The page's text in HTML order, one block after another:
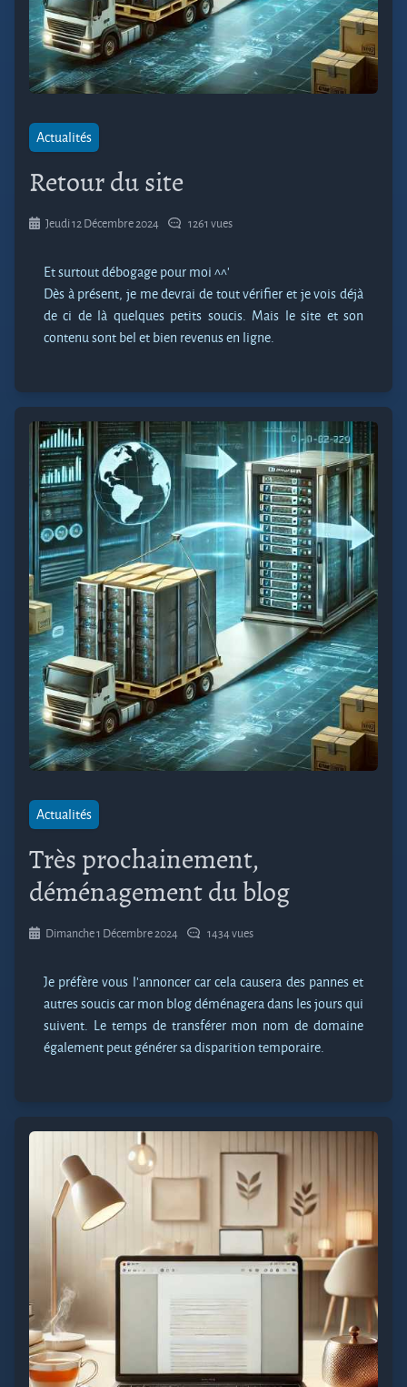
Actualités
Retour du site
Jeudi 12 Décembre 2024 1261 vues
Et surtout débogage pour moi ^^'
Dès à présent, je me devrai de tout vérifier et je vois déjà
de ci de là quelques petits soucis. Mais le site et son
contenu sont bel et bien revenus en ligne.
Actualités
Très prochainement,
déménagement du blog
Dimanche 1 Décembre 2024 1434 vues
Je préfère vous l’annoncer car cela causera des pannes et
autres soucis car mon blog déménagera dans les jours qui
suivent. Le temps de transférer mon nom de domaine
également peut générer sa disparition temporaire.